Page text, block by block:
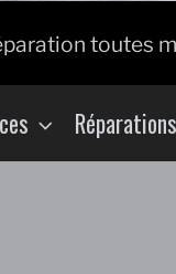
toutes
Réparations